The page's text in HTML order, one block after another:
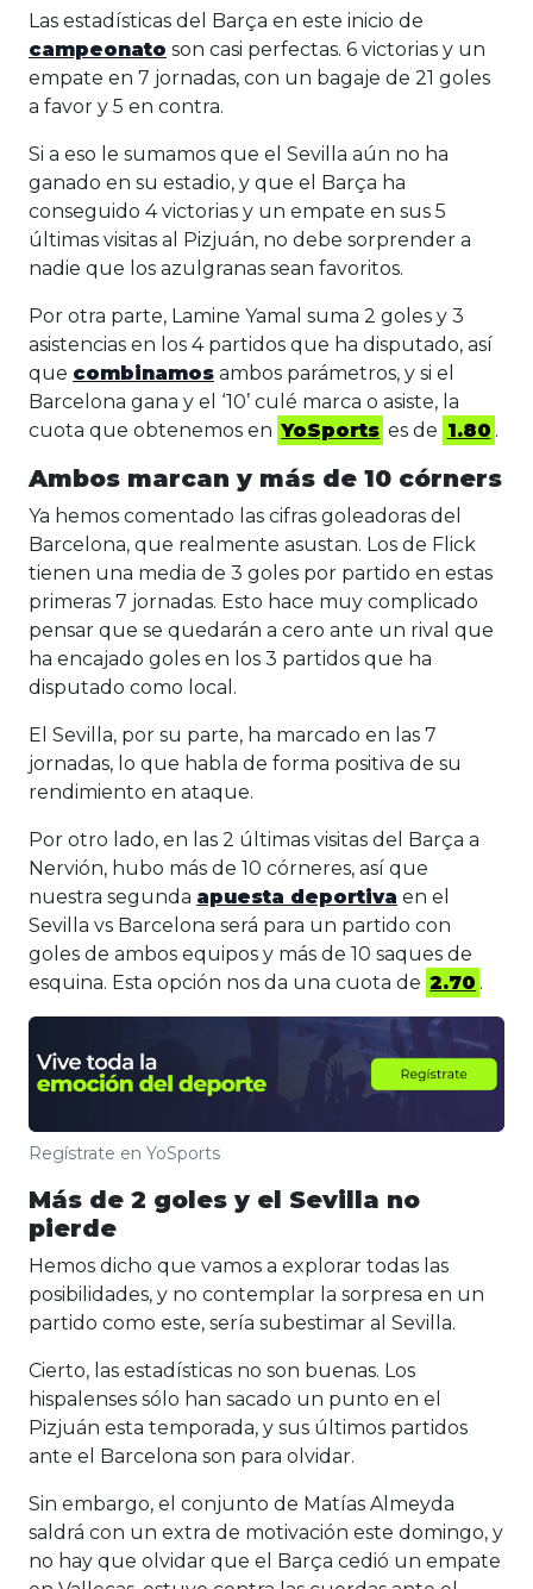
Las estadísticas del Barça en este inicio de
campeonato son casi perfectas. 6 victorias y un
empate en 7 jornadas, con un bagaje de 21 goles
a favor y 5 en contra.
Si a eso le sumamos que el Sevilla aún no ha
ganado en su estadio, y que el Barça ha
conseguido 4 victorias y un empate en sus 5
últimas visitas al Pizjuán, no debe sorprender a
nadie que los azulgranas sean favoritos.
Por otra parte, Lamine Yamal suma 2 goles y 3
asistencias en los 4 partidos que ha disputado, así
que combinamos ambos parámetros, y si el
Barcelona gana y el ‘10’ culé marca o asiste, la
cuota que obtenemos en YoSports es de 1.80 .
Ambos marcan y más de 10 córners
Ya hemos comentado las cifras goleadoras del
Barcelona, que realmente asustan. Los de Flick
tienen una media de 3 goles por partido en estas
primeras 7 jornadas. Esto hace muy complicado
pensar que se quedarán a cero ante un rival que
ha encajado goles en los 3 partidos que ha
disputado como local.
El Sevilla, por su parte, ha marcado en las 7
jornadas, lo que habla de forma positiva de su
rendimiento en ataque.
Por otro lado, en las 2 últimas visitas del Barça a
Nervión, hubo más de 10 córneres, así que
nuestra segunda apuesta deportiva en el
Sevilla vs Barcelona será para un partido con
goles de ambos equipos y más de 10 saques de
esquina. Esta opción nos da una cuota de 2.70 .
Regístrate en YoSports
Más de 2 goles y el Sevilla no
pierde
Hemos dicho que vamos a explorar todas las
posibilidades, y no contemplar la sorpresa en un
partido como este, sería subestimar al Sevilla.
Cierto, las estadísticas no son buenas. Los
hispalenses sólo han sacado un punto en el
Pizjuán esta temporada, y sus últimos partidos
ante el Barcelona son para olvidar.
Sin embargo, el conjunto de Matías Almeyda
saldrá con un extra de motivación este domingo, y
no hay que olvidar que el Barça cedió un empate